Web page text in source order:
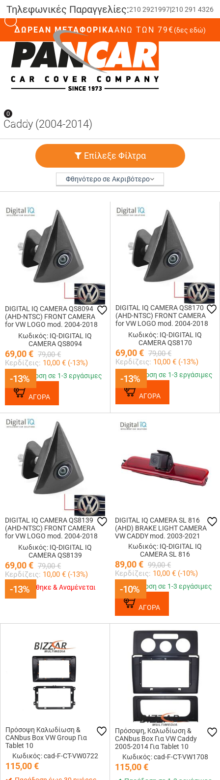
Τηλεφωνικές Παραγγελίες:210 2921997|210 291 4326
ΔΩΡΕΑΝ ΜΕΤΑΦΟΡΙΚΑΆΝΩ ΤΩΝ 79€(δες εδώ)
0
Caddy (2004-2014)
Επίλεξε Φίλτρα
Φθηνότερο σε Ακριβότερο
-13%
DIGITAL IQ CAMERA QS8094
(AHD-NTSC) FRONT CAMERA
for VW LOGO mod. 2004-2018
(49mm)Κωδικός: IQ-DIGITAL IQ
CAMERA QS8094
69,00€ 79,00 €
Κερδίζεις: 10,00 € (-13%)
-13%
Παράδοση σε 1-3 εργάσιμες
ΑΓΟΡΑ
-13%
DIGITAL IQ CAMERA QS8170
(AHD-NTSC) FRONT CAMERA
for VW LOGO mod. 2004-2018
(44mm)Κωδικός: IQ-DIGITAL IQ
CAMERA QS8170
69,00€ 79,00 €
Κερδίζεις: 10,00 € (-13%)
-13%
Παράδοση σε 1-3 εργάσιμες
ΑΓΟΡΑ
-13%
DIGITAL IQ CAMERA QS8139
(AHD-NTSC) FRONT CAMERA
for VW LOGO mod. 2004-2018
(46mm)Κωδικός: IQ-DIGITAL IQ
CAMERA QS8139
69,00€ 79,00 €
Κερδίζεις: 10,00 € (-13%)
-13%
Εξαντλήθηκε & Αναμένεται -10%
DIGITAL IQ CAMERA SL 816
(AHD) BRAKE LIGHT CAMERA
VW CADDY mod. 2003-2021
Κωδικός: IQ-DIGITAL IQ
CAMERA SL 816
89,00€ 99,00 €
Κερδίζεις: 10,00 € (-10%)
-10%
Παράδοση σε 1-3 εργάσιμες
ΑΓΟΡΑ
Πρόσοψη Καλωδίωση &
CANbus Box VW Group Για
Tablet 10
Κωδικός: cad-F-CT-VW0722
115,00€
Πρόσοψη, Καλωδίωση &
CANbus Box Για VW Caddy
2005-2014 Για Tablet 10
Κωδικός: cad-F-CT-VW1708
115,00€